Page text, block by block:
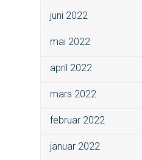
juni 2022
mai 2022
april 2022
mars 2022
februar 2022
januar 2022